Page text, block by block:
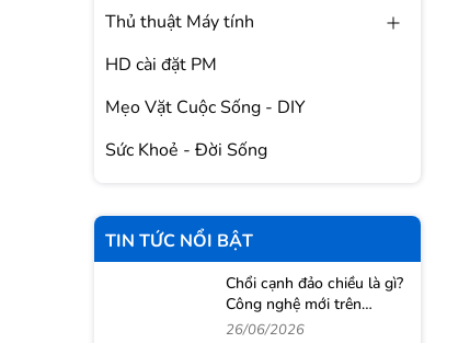
Thủ thuật Máy tính
HD cài đặt PM
Mẹo Vặt Cuộc Sống - DIY
Sức Khoẻ - Đời Sống
TIN TỨC NỔI BẬT
Chổi cạnh đảo chiều là gì?
Công nghệ mới trên
Roborock Qrevo 2 Pro
26/06/2026